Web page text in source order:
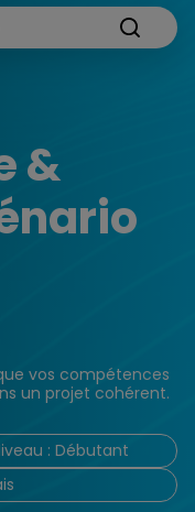
&
vos compétences
un projet cohérent.
: Débutant